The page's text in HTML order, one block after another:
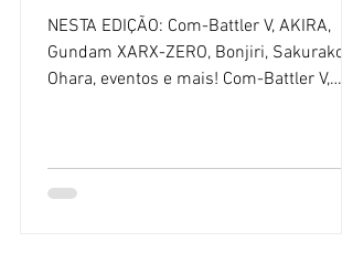
NESTA EDIÇÃO: Com-Battler V, AKIRA,
Gundam XARX-ZERO, Bonjiri, Sakurako
Ohara, eventos e mais! Com-Battler V,
Artificial. Todos os textos por Alexandre